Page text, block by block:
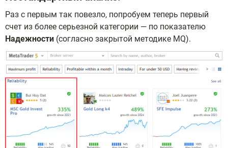
Раз с первым так повезло, попробуем теперь первый
счет из более серьезной категории — по показателю
Надежности (согласно закрытой методике MQ).